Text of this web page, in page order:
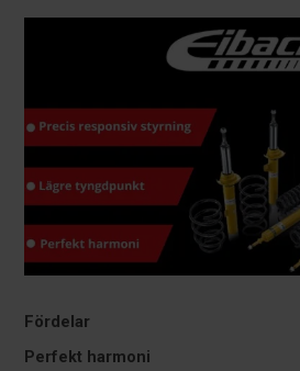
Fördelar
Perfekt harmoni